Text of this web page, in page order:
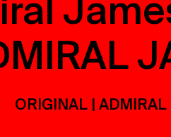
ORIGINAL |